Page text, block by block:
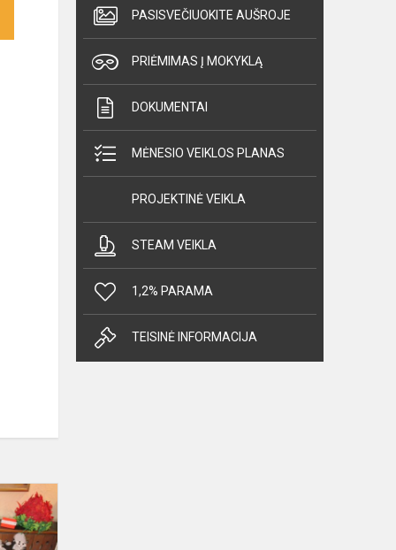
PASISVEČIUOKITE AUŠROJE
PRIĖMIMAS Į MOKYKLĄ
DOKUMENTAI
MĖNESIO VEIKLOS PLANAS
PROJEKTINĖ VEIKLA
STEAM VEIKLA
1,2% PARAMA
TEISINĖ INFORMACIJA